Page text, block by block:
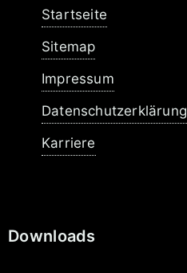
Navigation
überspringen
Startseite
Sitemap
Impressum
Datenschutzerklärung
Karriere
Downloads